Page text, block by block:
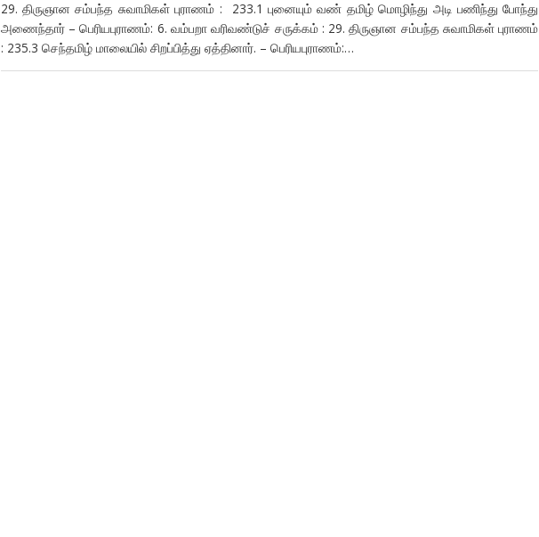
29. திருஞான சம்பந்த சுவாமிகள் புராணம் : 233.1 புனையும் வண் தமிழ் மொழிந்து அடி பணிந்து போந்து
அணைந்தார் – பெரியபுராணம்: 6. வம்பறா வரிவண்டுச் சருக்கம் : 29. திருஞான சம்பந்த சுவாமிகள் புராணம்
: 235.3 செந்தமிழ் மாலையில் சிறப்பித்து ஏத்தினார். – பெரியபுராணம்:…